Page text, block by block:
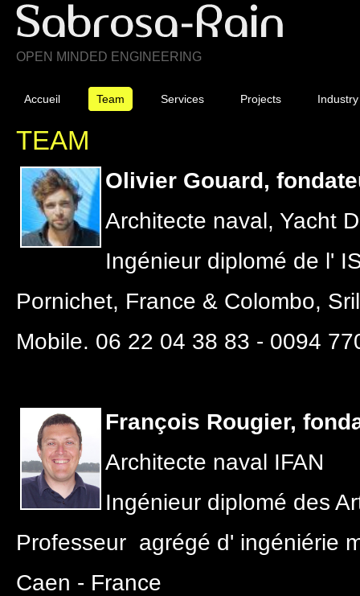
OPEN MINDED ENGINEERING
Accueil Team Services Projects Industry
TEAM
Olivier Gouard,
Architecte naval, Yacht
Ingénieur diplomé de l'
Pornichet, France & Colombo,
Mobile. 06 22 04 38 83 - 0094
François Rougier,
Architecte naval IFAN
Ingénieur diplomé des
Professeur agrégé d' ingéniérie
Caen - France